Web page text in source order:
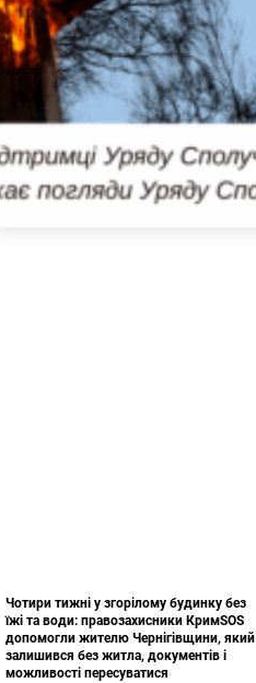
Чотири тижні у згорілому будинку без
їжі та води: правозахисники КримSOS
допомогли жителю Чернігівщини, який
залишився без житла, документів і
можливості пересуватися